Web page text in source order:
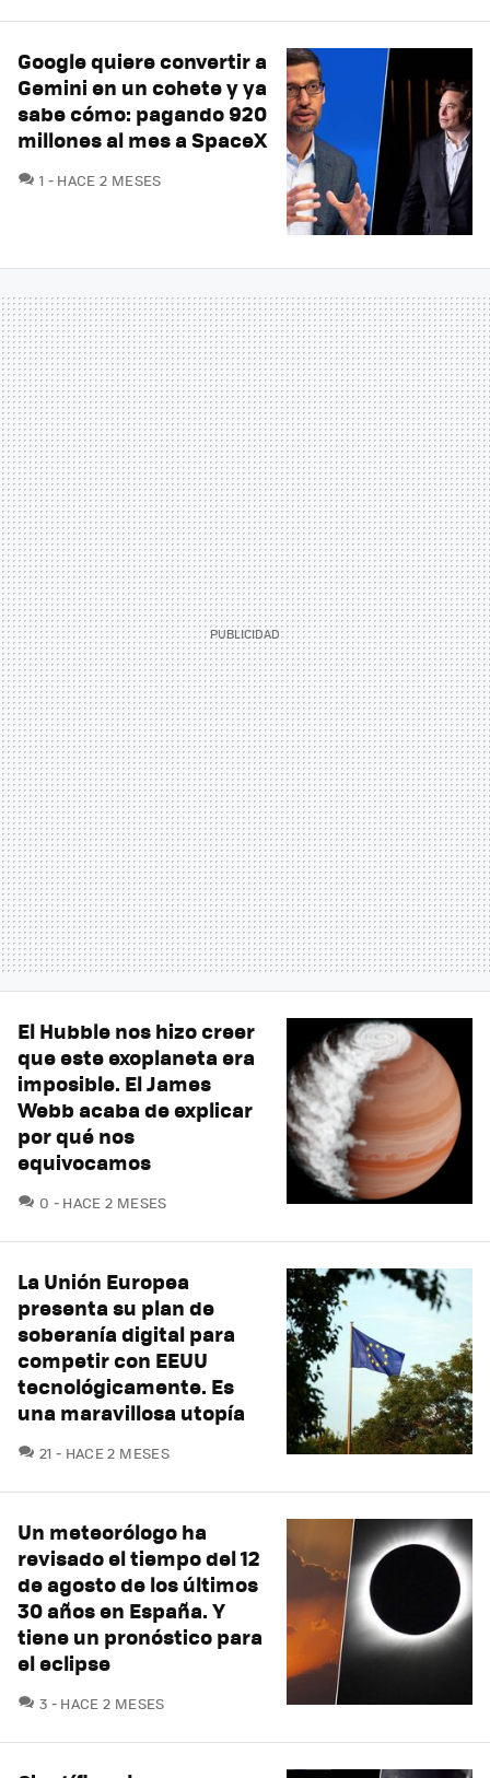
Google quiere convertir a
Gemini en un cohete y ya
sabe cómo: pagando 920
millones al mes a SpaceX
1 COMENTARIOS
HACE 2 MESES
El Hubble nos hizo creer
que este exoplaneta era
imposible. El James
Webb acaba de explicar
por qué nos
equivocamos
0 COMENTARIOS
HACE 2 MESES
La Unión Europea
presenta su plan de
soberanía digital para
competir con EEUU
tecnológicamente. Es
una maravillosa utopía
21 COMENTARIOS
HACE 2 MESES
Un meteorólogo ha
revisado el tiempo del 12
de agosto de los últimos
30 años en España. Y
tiene un pronóstico para
el eclipse
3 COMENTARIOS
HACE 2 MESES